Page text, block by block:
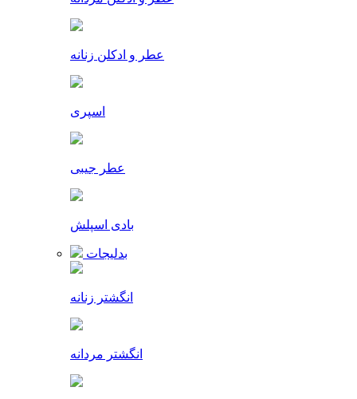
عطر و ادکلن زنانه
اسپری
عطر جیبی
بادی اسپلش
بدلیجات
انگشتر زنانه
انگشتر مردانه